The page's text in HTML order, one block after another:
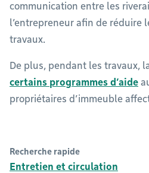
communication entre les
l’entrepreneur afin de réduire
travaux.
De plus, pendant les travaux,
certains programmes d’aide
propriétaires d’immeuble
Recherche rapide
Entretien et circulation